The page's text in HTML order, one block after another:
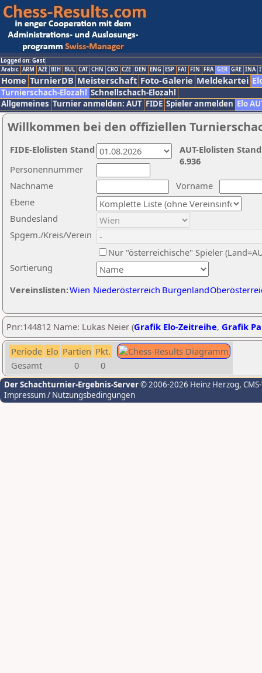
Logged on: Gast
Arabic ARM AZE BIH BUL CAT CHN CRO CZE DEN ENG ESP FAI FIN FRA GER GRE INA
Home TurnierDB Meisterschaft Foto-Galerie Meldekartei
Turnierschach-Elozahl Schnellschach-Elozahl
Allgemeines Turnier anmelden: AUT FIDE Spieler anmelden Elo
Willkommen bei den offiziellen
Nachname
Vorname
Ebene
Sortierung
Personennummer
Bundesland
Spgem./Kreis/Verein
Nur "österreichische" Spieler
Vereinslisten:Wien Niederösterreich Burgenland
AUT-Elolisten
6.936
FIDE-Elolisten Stand
Pnr:144812 Name: Lukas Neier (Grafik Elo-Zeitreihe, Grafik
Periode Elo Partien Pkt.
Gesamt
0 0
Der Schachturnier-Ergebnis-Server© 2006-2026 Heinz Herzog,
Impressum / Nutzungsbedingungen